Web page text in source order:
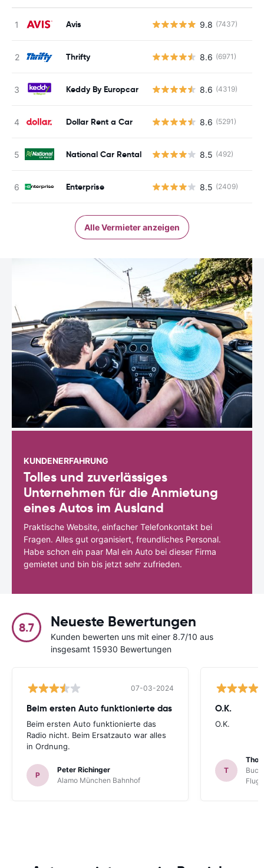
Avis 9.8 (7437)
Thrifty 8.6 (6971)
Keddy By Europcar 8.6 (4319)
Dollar Rent a Car 8.6 (5291)
National Car Rental 8.5 (492)
Enterprise 8.5 (2409)
Alle Vermieter anzeigen
KUNDENERFAHRUNG
Tolles und zuverlässiges
Unternehmen für die Anmietung
eines Autos im Ausland
Praktische Website, einfacher Telefonkontakt bei
Fragen. Alles gut organisiert, freundliches Personal.
Habe schon ein paar Mal ein Auto bei dieser Firma
gemietet und bin bis jetzt sehr zufrieden.
8.7 Neueste Bewertungen
Kunden bewerten uns mit einer 8.7/10 aus
insgesamt 15930 Bewertungen
07-03-2024
Beim ersten Auto funktionierte das
Beim ersten Auto funktionierte das
Radio nicht. Beim Ersatzauto war alles
in Ordnung.
P
Peter Richinger
Alamo München Bahnhof
O.K.
O.K.
T